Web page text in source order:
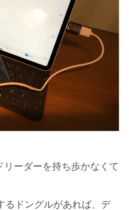
ーダーを持ち歩かなくて
ドングルがあれば、デ